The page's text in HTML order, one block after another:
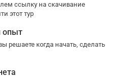
ссылку на скачивание
этот тур
опыт
когда начать, сделать